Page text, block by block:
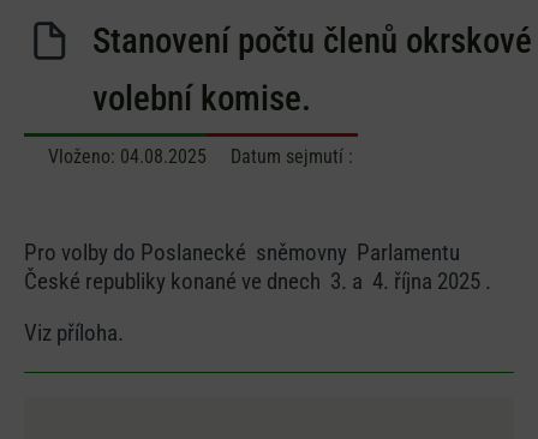
Stanovení počtu členů okrskové
volební komise.
Vloženo: 04.08.2025 Datum sejmutí :
Pro volby do Poslanecké sněmovny Parlamentu
České republiky konané ve dnech 3. a 4. října 2025 .
Viz příloha.